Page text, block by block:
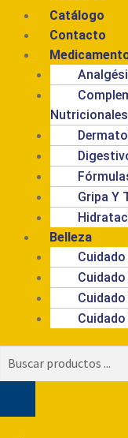
Catálogo
Contacto
Nutricionales
Gripa Y
Belleza
Cuidado
Cuidado
Cuidado